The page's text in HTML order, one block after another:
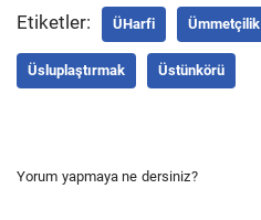
Etiketler: ÜHarfi Ümmetçilik
Üsluplaştırmak Üstünkörü
Yorum yapmaya ne dersiniz?